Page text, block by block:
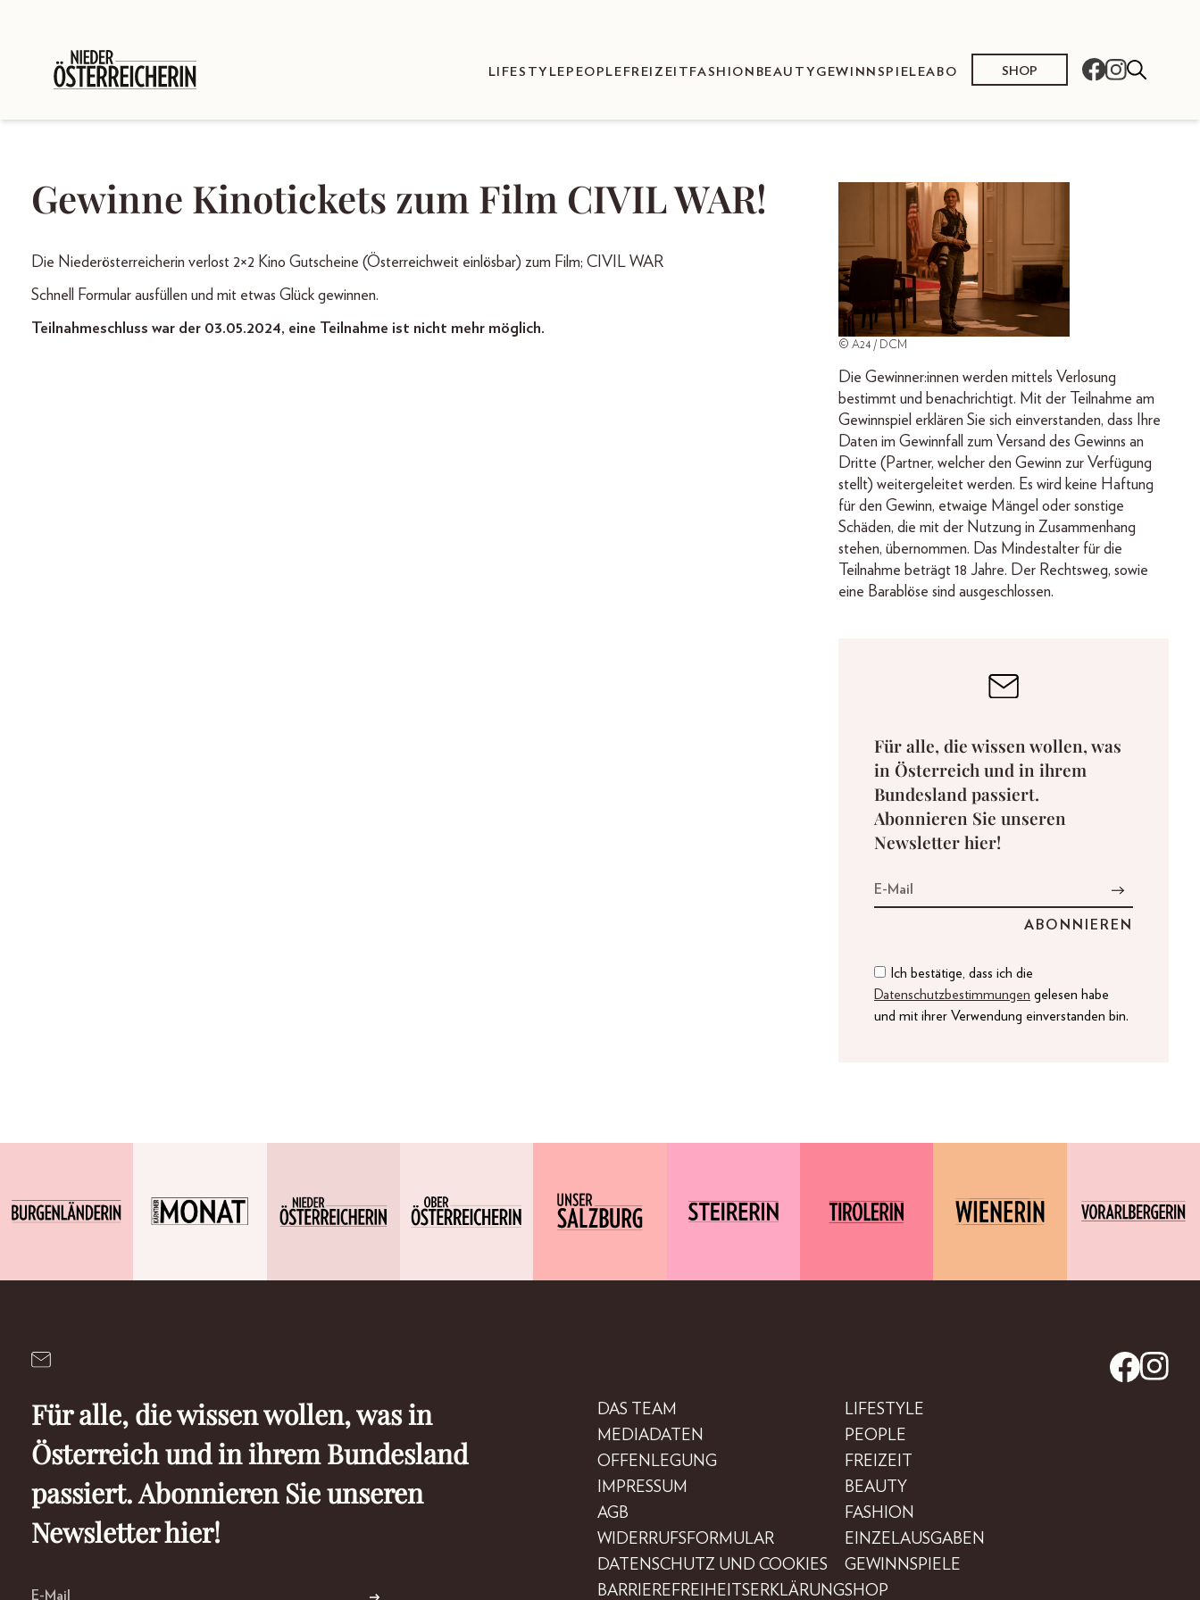
LIFESTYLE PEOPLE FREIZEIT FASHION BEAUTY GEWINNSPIELEABO SHOP
Gewinne Kinotickets zum Film CIVIL WAR!
Die Niederösterreicherin verlost 2×2 Kino Gutscheine (Österreichweit einlösbar) zum Film; CIVIL WAR
Schnell Formular ausfüllen und mit etwas Glück gewinnen.
Teilnahmeschluss war der 03.05.2024, eine Teilnahme ist nicht mehr möglich.
© A24 / DCM
Die Gewinner:innen werden mittels Verlosung
bestimmt und benachrichtigt. Mit der Teilnahme am
Gewinnspiel erklären Sie sich einverstanden, dass Ihre
Daten im Gewinnfall zum Versand des Gewinns an
Dritte (Partner, welcher den Gewinn zur Verfügung
stellt) weitergeleitet werden. Es wird keine Haftung
für den Gewinn, etwaige Mängel oder sonstige
Schäden, die mit der Nutzung in Zusammenhang
stehen, übernommen. Das Mindestalter für die
Teilnahme beträgt 18 Jahre. Der Rechtsweg, sowie
eine Barablöse sind ausgeschlossen.
Für alle, die wissen wollen, was
in Österreich und in ihrem
Bundesland passiert.
Abonnieren Sie unseren
Newsletter hier!
Ich bestätige, dass ich die
Datenschutzbestimmungen gelesen habe
und mit ihrer Verwendung einverstanden bin.
Für alle, die wissen wollen, was in
Österreich und in ihrem Bundesland
passiert. Abonnieren Sie unseren
Newsletter hier!
DAS TEAM
MEDIADATEN
OFFENLEGUNG
IMPRESSUM
AGB
WIDERRUFSFORMULAR
DATENSCHUTZ UND COOKIES
BARRIEREFREIHEITSERKLÄRUNG
LIFESTYLE
PEOPLE
FREIZEIT
BEAUTY
FASHION
EINZELAUSGABEN
GEWINNSPIELE
SHOP